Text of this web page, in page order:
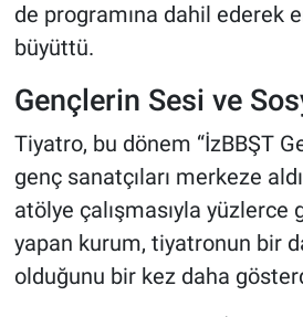
de programına dahil ederek
büyüttü.
Gençlerin Sesi ve
Tiyatro, bu dönem “İzBBŞT
genç sanatçıları merkeze
atölye çalışmasıyla yüzlerce
yapan kurum, tiyatronun bir
olduğunu bir kez daha